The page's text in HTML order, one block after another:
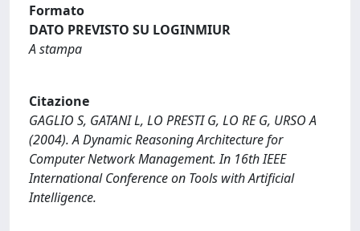
Formato
DATO PREVISTO SU LOGINMIUR
A stampa
Citazione
GAGLIO S, GATANI L, LO PRESTI G, LO RE G, URSO A
(2004). A Dynamic Reasoning Architecture for
Computer Network Management. In 16th IEEE
International Conference on Tools with Artificial
Intelligence.